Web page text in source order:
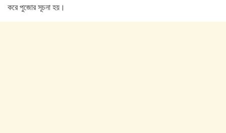
করে পুজোর সূচনা হয়।